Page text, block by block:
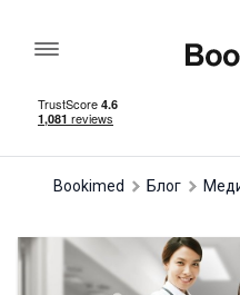
Bookimed Блог